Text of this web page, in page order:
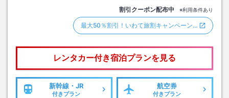
割引クーポン配布中 ※利用条件あり
最大50％割引！いわて旅割キャンペーン…
レンタカー付き宿泊プランを見る
新幹線・JR
付きプラン
航空券
付きプラン